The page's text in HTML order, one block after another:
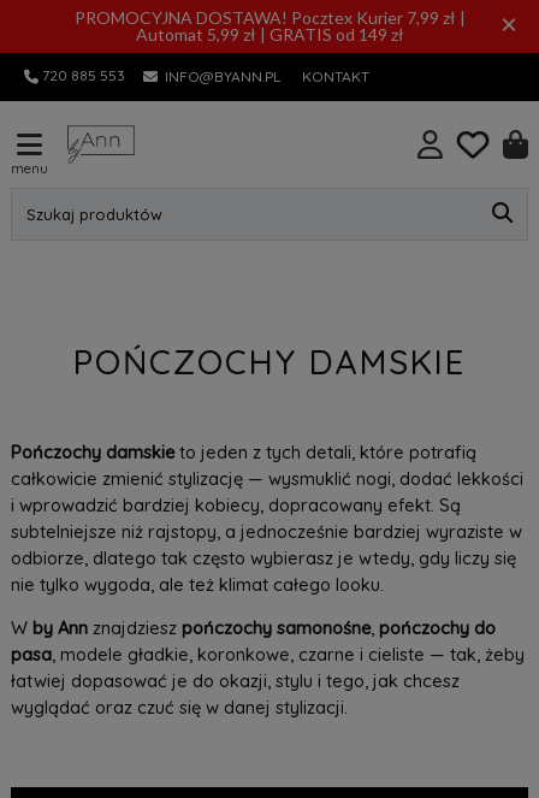
PROMOCYJNA DOSTAWA! Pocztex Kurier 7,99 zł |
Automat 5,99 zł | GRATIS od 149 zł
×
720 885 553 INFO@BYANN.PL KONTAKT
menu
Szukaj produktów
POŃCZOCHY DAMSKIE
Pończochy damskieto jeden z tych detali, które potrafią
całkowicie zmienić stylizację — wysmuklić nogi, dodać lekkości
i wprowadzić bardziej kobiecy, dopracowany efekt. Są
subtelniejsze niż rajstopy, a jednocześnie bardziej wyraziste w
odbiorze, dlatego tak często wybierasz je wtedy, gdy liczy się
nie tylko wygoda, ale też klimat całego looku.
W by Annznajdziesz pończochy samonośne, pończochy do
pasa, modele gładkie, koronkowe, czarne i cieliste — tak, żeby
łatwiej dopasować je do okazji, stylu i tego, jak chcesz
wyglądać oraz czuć się w danej stylizacji.